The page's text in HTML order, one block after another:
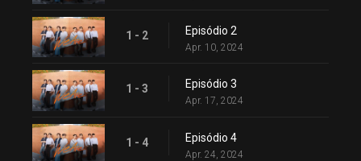
1 - 2 Episódio 2
Apr. 10, 2024
1 - 3 Episódio 3
Apr. 17, 2024
1 - 4 Episódio 4
Apr. 24, 2024